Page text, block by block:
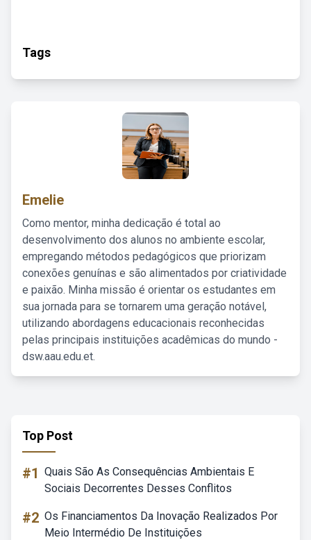
Tags
Emelie
Como mentor, minha dedicação é total ao
desenvolvimento dos alunos no ambiente escolar,
empregando métodos pedagógicos que priorizam
conexões genuínas e são alimentados por criatividade
e paixão. Minha missão é orientar os estudantes em
sua jornada para se tornarem uma geração notável,
utilizando abordagens educacionais reconhecidas
pelas principais instituições acadêmicas do mundo -
dsw.aau.edu.et.
Top Post
#1 Quais São As Consequências Ambientais E
Sociais Decorrentes Desses Conflitos
#2 Os Financiamentos Da Inovação Realizados Por
Meio Intermédio De Instituições